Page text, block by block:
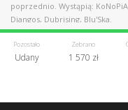
poprzednio. Wystąpią:
Djangos, Dubrising, Blu'Ska.
Pozostało
Udany
Zebrano
1 570 zł